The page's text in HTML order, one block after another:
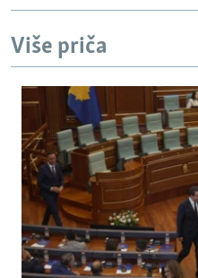
POST SCRIPTUM
TRI DECENIJE OD RATA U BIH
SVE KARTE DEJTONA
NASTANAK I RASPAD JUGOSLAVIJE
Više priča